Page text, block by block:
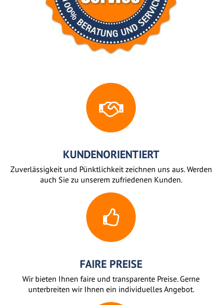
KUNDENORIENTIERT
Zuverlässigkeit und Pünktlichkeit zeichnen uns aus. Werden
auch Sie zu unserem zufriedenen Kunden.
FAIRE PREISE
Wir bieten Ihnen faire und transparente Preise. Gerne
unterbreiten wir Ihnen ein individuelles Angebot.